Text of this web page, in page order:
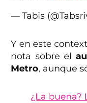
— Tabis
Y en este
nota sobre el
Metro, aunque
¿La buena?